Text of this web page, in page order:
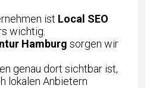
ist Local SEO
wichtig.
Hamburg sorgen wir
genau dort sichtbar ist,
lokalen Anbietern